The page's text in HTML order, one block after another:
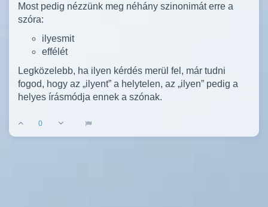
Most pedig nézzünk meg néhány szinonimát erre a
szóra:
ilyesmit
effélét
Legközelebb, ha ilyen kérdés merül fel, már tudni
fogod, hogy az „ilyent” a helytelen, az „ilyen” pedig a
helyes írásmódja ennek a szónak.
0